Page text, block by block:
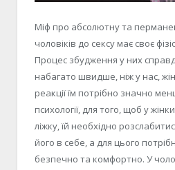
Міф про абсолютну та
чоловіків до сексу має своє
Процес збудження у них
набагато швидше, ніж у нас,
реакції їм потрібно значно
психології, для того, щоб у
ліжку, їй необхідно
його в себе, а для цього
безпечно та комфортно. У